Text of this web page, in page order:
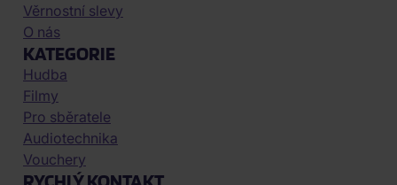
Věrnostní slevy
O nás
KATEGORIE
Hudba
Filmy
Pro sběratele
Audiotechnika
Vouchery